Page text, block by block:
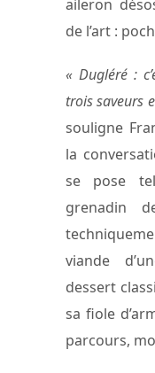
aileron
de l’art :
« Dugléré :
trois saveurs
souligne
la
se pose
grenadin
viande
dessert
sa fiole
parcours,